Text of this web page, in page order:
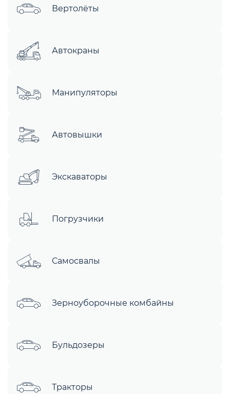
Вертолёты
Автокраны
Манипуляторы
Автовышки
Экскаваторы
Погрузчики
Самосвалы
Зерноуборочные комбайны
Бульдозеры
Тракторы